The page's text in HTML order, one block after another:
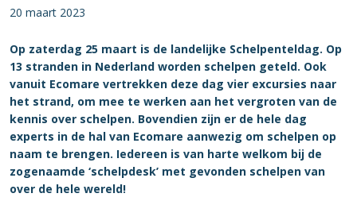
20 maart 2023
Op zaterdag 25 maart is de landelijke Schelpenteldag. Op
13 stranden in Nederland worden schelpen geteld. Ook
vanuit Ecomare vertrekken deze dag vier excursies naar
het strand, om mee te werken aan het vergroten van de
kennis over schelpen. Bovendien zijn er de hele dag
experts in de hal van Ecomare aanwezig om schelpen op
naam te brengen. Iedereen is van harte welkom bij de
zogenaamde ‘schelpdesk’ met gevonden schelpen van
over de hele wereld!